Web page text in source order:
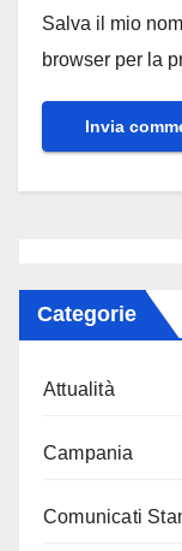
Salva il mio
browser per la
Categorie
Attualità
Campania
Comunicati